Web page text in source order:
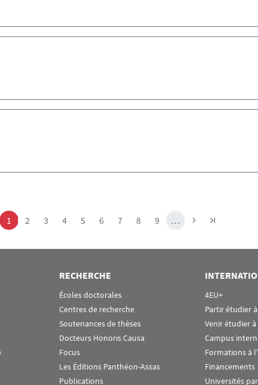
Page
1 Page
2 Page
3 Page
4 Page
5 Page
6 Page
7 Page
8 Page
9 …
RECHERCHE
Écoles doctorales
Centres de recherche
Soutenances de thèses
Docteurs Honoris Causa
Focus
Les Éditions Panthéon-Assas
Publications
4EU+
Partir étudier
Venir étudier
Campus
Formations à
Financements
Universités